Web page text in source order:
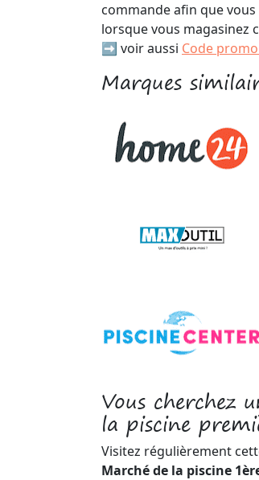
commande afin que
lorsque vous magasinez
➡️ voir aussi Code
Marques
Vous cherchez
la piscine
Visitez régulièrement
Marché de la piscine